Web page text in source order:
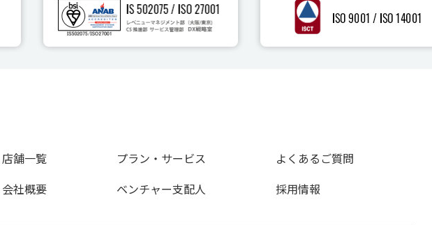
店舗一覧 プラン・サービス
よくあるご質問
会社概要 ベンチャー支配人 採用情報